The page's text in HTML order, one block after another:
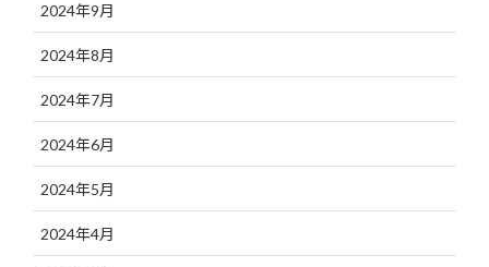
2024年9月
2024年8月
2024年7月
2024年6月
2024年5月
2024年4月